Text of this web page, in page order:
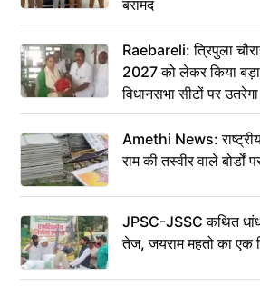
बरामद
Raebareli: त्रिपुला
2027 को लेकर किया
विधानसभा सीटों पर उतरेगा
Amethi News: राष्ट्रीय
राम की तस्वीर वाले
JPSC-JSSC कथित
तेज, जयराम महतो का एक